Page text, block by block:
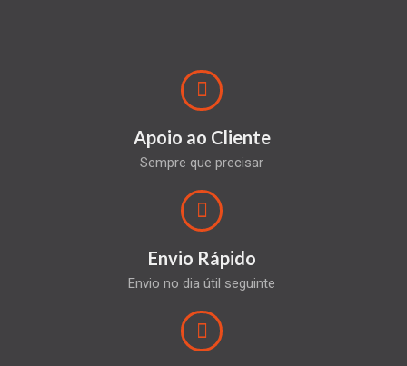
Apoio ao Cliente
Sempre que precisar
Envio Rápido
Envio no dia útil seguinte